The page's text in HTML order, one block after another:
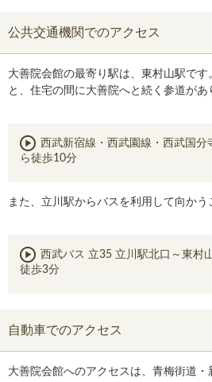
公共交通機関でのアクセス
大善院会館の最寄り駅は、東村山駅で
と、住宅の間に大善院へと続く参道があ
西武新宿線・西武園線・西武国分
ら徒歩10分
また、立川駅からバスを利用して向かう
西武バス 立35 立川駅北口～東村
徒歩3分
自動車でのアクセス
大善院会館へのアクセスは、青梅街道